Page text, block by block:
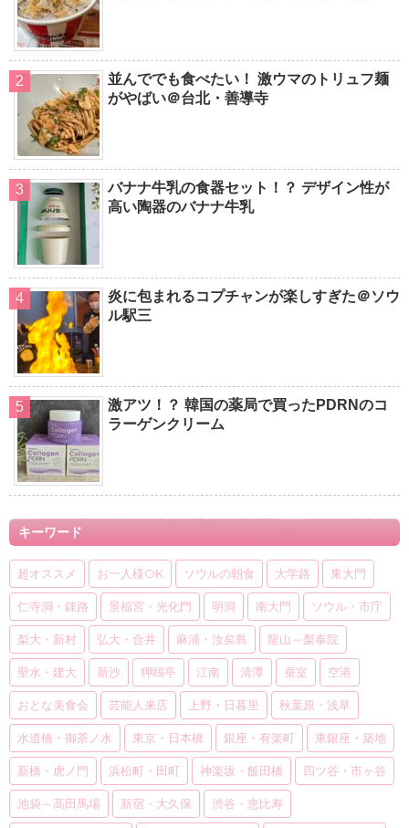
並んででも食べたい！ 激ウマのトリュフ麺
がやばい＠台北・善導寺
バナナ牛乳の食器セット！？ デザイン性が
高い陶器のバナナ牛乳
炎に包まれるコプチャンが楽しすぎた＠ソウ
ル駅三
激アツ！？ 韓国の薬局で買ったPDRNのコ
ラーゲンクリーム
キーワード
超オススメ お一人様OK ソウルの朝食 大学路 東大門
仁寺洞・鍾路 景福宮・光化門 明洞 南大門 ソウル・市庁
梨大・新村 弘大・合井 麻浦・汝矣島 龍山～梨泰院
聖水・建大 新沙 狎鴎亭 江南 清潭 蚕室 空港
おとな美食会 芸能人来店 上野・日暮里 秋葉原・浅草
水道橋・御茶ノ水 東京・日本橋 銀座・有楽町 東銀座・築地
新橋・虎ノ門 浜松町・田町 神楽坂・飯田橋 四ツ谷・市ヶ谷
池袋～高田馬場 新宿・大久保 渋谷・恵比寿